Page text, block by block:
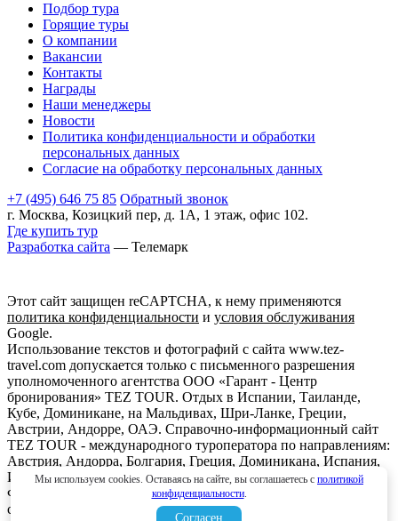
Подбор тура
Горящие туры
О компании
Вакансии
Контакты
Награды
Наши менеджеры
Новости
Политика конфиденциальности и обработки
персональных данных
Согласие на обработку персональных данных
+7 (495) 646 75 85 Обратный звонок
г. Москва, Козицкий пер, д. 1А, 1 этаж, офис 102.
Где купить тур
Разработка сайта — Телемарк
Этот сайт защищен reCAPTCHA, к нему применяются
политика конфиденциальности и условия обслуживания
Google.
Использование текстов и фотографий с сайта www.tez-
travel.com допускается только с письменного разрешения
уполномоченного агентства ООО «Гарант - Центр
бронирования» TEZ TOUR. Отдых в Испании, Таиланде,
Кубе, Доминикане, на Мальдивах, Шри-Ланке, Греции,
Австрии, Андорре, ОАЭ. Справочно-информационный сайт
TEZ TOUR - международного туроператора по направлениям:
Австрия, Андорра, Болгария, Греция, Доминикана, Испания,
Италия, Кипр, Куба, Мальдивы, Мексика, ОАЭ, Таиланд,
Франция, Шри-Ланка. Информация о ценах, указанная на
сайте, не является ни рекламой, ни офертой. определяемой
Мы используем cookies. Оставаясь на сайте, вы соглашаетесь с политикой
конфиденциальности.
Согласен